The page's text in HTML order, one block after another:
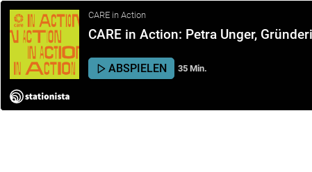
CARE in Action
CARE in Action: Petra Unger,
ABSPIELEN 35 Min.